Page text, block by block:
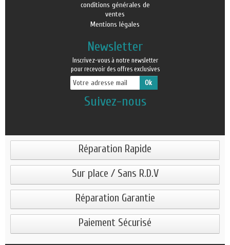
conditions générales de
ventes
Mentions légales
Newsletter
Inscrivez-vous à notre newsletter
pour recevoir des offres exclusives
Suivez-nous
Réparation Rapide
Sur place / Sans R.D.V
Réparation Garantie
Paiement Sécurisé